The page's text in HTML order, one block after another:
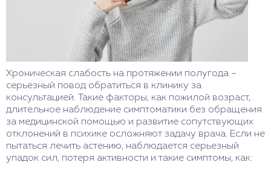
Хроническая слабость на протяжении полугода –
серьезный повод обратиться в клинику за
консультацией. Такие факторы, как пожилой возраст,
длительное наблюдение симптоматики без обращения
за медицинской помощью и развитие сопутствующих
отклонений в психике осложняют задачу врача. Если не
пытаться лечить астению, наблюдается серьезный
упадок сил, потеря активности и такие симптомы, как: